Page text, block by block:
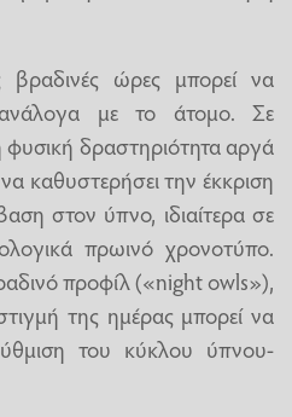
ώρες μπορεί να
με το άτομο. Σε
φυσική δραστηριότητα αργά
καθυστερήσει την έκκριση
στον ύπνο, ιδιαίτερα σε
πρωινό χρονοτύπο.
προφίλ («night owls»),
της ημέρας μπορεί να
του κύκλου ύπνου-